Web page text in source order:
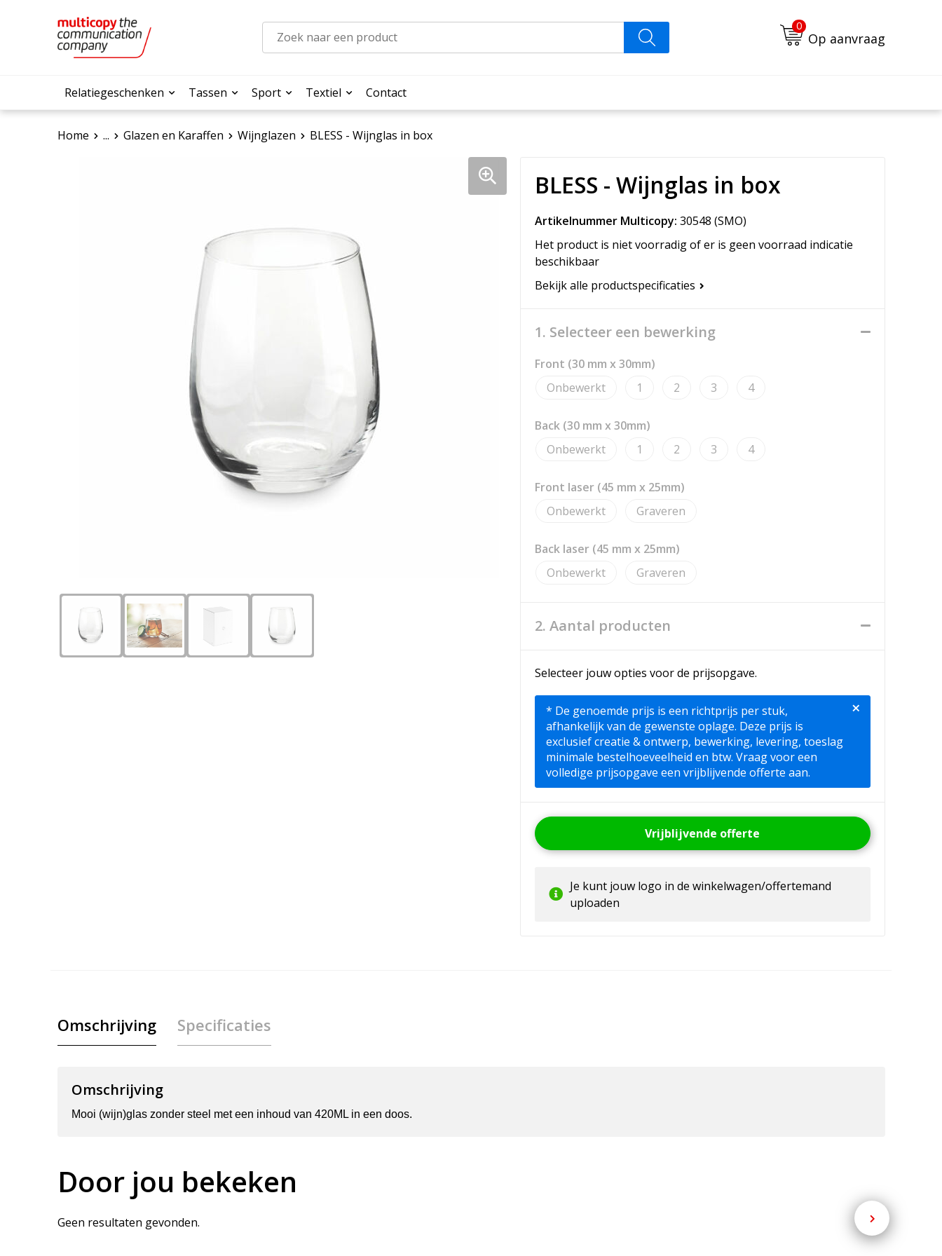
0
Op aanvraag
Relatiegeschenken Tassen Sport Textiel Contact
Home ... Glazen en Karaffen Wijnglazen BLESS - Wijnglas in box
BLESS - Wijnglas in box
Artikelnummer Multicopy: 30548 (SMO)
Het product is niet voorradig of er is geen voorraad indicatie
beschikbaar
Bekijk alle productspecificaties
1. Selecteer een bewerking
Front (30 mm x 30mm)
Onbewerkt
1 2 3 4
Back (30 mm x 30mm)
Onbewerkt
1 2 3 4
Front laser (45 mm x 25mm)
Onbewerkt
Graveren
Back laser (45 mm x 25mm)
Onbewerkt
Graveren
2. Aantal producten
Selecteer jouw opties voor de prijsopgave.
* De genoemde prijs is een richtprijs per stuk,
afhankelijk van de gewenste oplage. Deze prijs is
exclusief creatie & ontwerp, bewerking, levering, toeslag
minimale bestelhoeveelheid en btw. Vraag voor een
volledige prijsopgave een vrijblijvende offerte aan.
×
Vrijblijvende offerte
Je kunt jouw logo in de winkelwagen/offertemand
uploaden
Omschrijving Specificaties
Omschrijving
Mooi (wijn)glas zonder steel met een inhoud van 420ML in een doos.
Door jou bekeken
Geen resultaten gevonden.